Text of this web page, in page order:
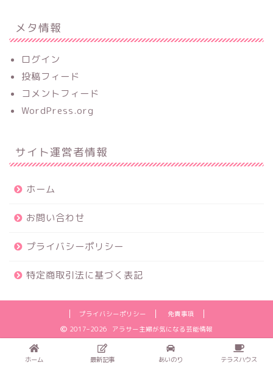
メタ情報
ログイン
投稿フィード
コメントフィード
WordPress.org
サイト運営者情報
ホーム
お問い合わせ
プライバシーポリシー
特定商取引法に基づく表記
プライバシーポリシー
免責事項
2017–2026 アラサー主婦が気になる芸能情報
ホーム 最新記事 あいのり テラスハウス